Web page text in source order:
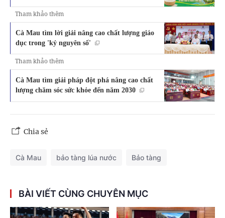
Tham khảo thêm
Cà Mau tìm lời giải nâng cao chất lượng giáo
dục trong 'kỷ nguyên số'
Tham khảo thêm
Cà Mau tìm giải pháp đột phá nâng cao chất
lượng chăm sóc sức khỏe đến năm 2030
Chia sẻ
Cà Mau bảo tàng lúa nước Bảo tàng
BÀI VIẾT CÙNG CHUYÊN MỤC